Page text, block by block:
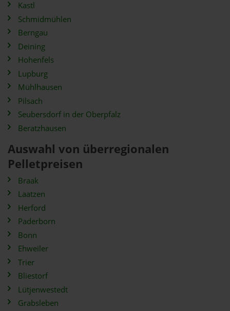
Kastl
Schmidmühlen
Berngau
Deining
Hohenfels
Lupburg
Mühlhausen
Pilsach
Seubersdorf in der Oberpfalz
Beratzhausen
Auswahl von überregionalen
Pelletpreisen
Braak
Laatzen
Herford
Paderborn
Bonn
Ehweiler
Trier
Bliestorf
Lütjenwestedt
Grabsleben